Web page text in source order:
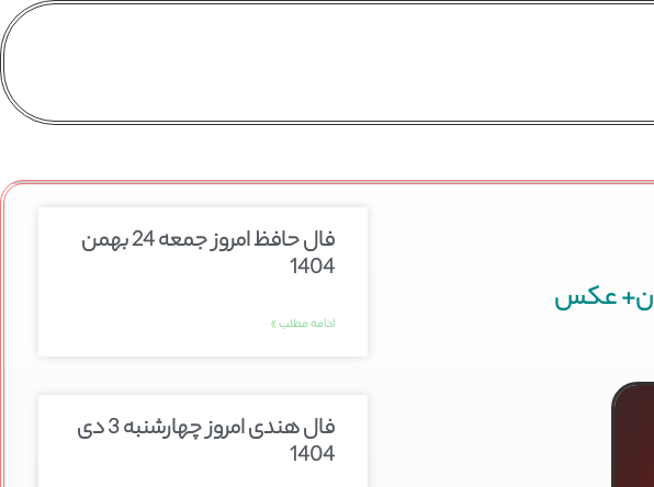
عکس
فال حافظ امروز جمعه 24 بهمن
1404
ادامه مطلب »
فال هندی امروز چهارشنبه 3 دی
1404